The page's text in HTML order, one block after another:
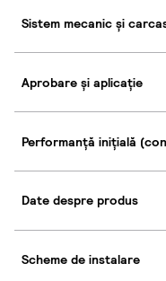
Sistem mecanic și
Aprobare și aplicație
Performanță inițială
Date despre produs
Scheme de instalare